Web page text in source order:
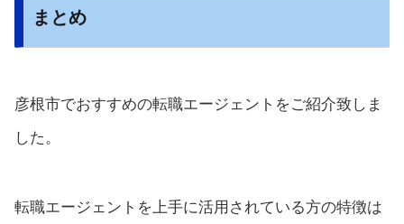
まとめ
彦根市でおすすめの転職エージェントをご紹介致しま
した。
転職エージェントを上手に活用されている方の特徴は